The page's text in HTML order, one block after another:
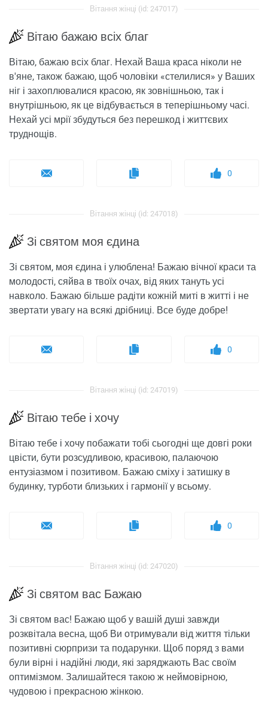
Вітання жінці (id: 247017)
Вітаю бажаю всіх благ
Вітаю, бажаю всіх благ. Нехай Ваша краса ніколи не
в'яне, також бажаю, щоб чоловіки «стелилися» у Ваших
ніг і захоплювалися красою, як зовнішньою, так і
внутрішньою, як це відбувається в теперішньому часі.
Нехай усі мрії збудуться без перешкод і життєвих
труднощів.
0
Вітання жінці (id: 247018)
Зі святом моя єдина
Зі святом, моя єдина і улюблена! Бажаю вічної краси та
молодості, сяйва в твоїх очах, від яких тануть усі
навколо. Бажаю більше радіти кожній миті в житті і не
звертати увагу на всякі дрібниці. Все буде добре!
0
Вітання жінці (id: 247019)
Вітаю тебе і хочу
Вітаю тебе і хочу побажати тобі сьогодні ще довгі роки
цвісти, бути розсудливою, красивою, палаючою
ентузіазмом і позитивом. Бажаю сміху і затишку в
будинку, турботи близьких і гармонії у всьому.
0
Вітання жінці (id: 247020)
Зі святом вас Бажаю
Зі святом вас! Бажаю щоб у вашій душі завжди
розквітала весна, щоб Ви отримували від життя тільки
позитивні сюрпризи та подарунки. Щоб поряд з вами
були вірні і надійні люди, які заряджають Вас своїм
оптимізмом. Залишайтеся такою ж неймовірною,
чудовою і прекрасною жінкою.